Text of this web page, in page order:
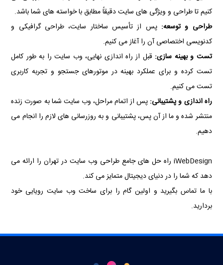
کنیم تا طراحی و ویژگی های سایت دقیقاً مطابق با خواسته های شما باشد.
طراحی و توسعه: پس از تأسیس ساختار سایت، طراحی گرافیکی و
کدنویسی اختصاصی آن را آغاز می کنیم.
تست و بهینه سازی: قبل از راه اندازی نهایی، وب سایت را به طور کامل
تست کرده و برای عملکرد بهینه در موتورهای جستجو و تجربه کاربری
تست می کنیم.
راه اندازی و پشتیبانی: پس از اتمام مراحل، وب سایت شما به صورت زنده
منتشر شده و ما از آن پس، پشتیبانی و به روزرسانی های لازم را انجام می
دهیم.
iWebDesign راه حل های جامع طراحی وب سایت در تهران را ارائه می
دهد که شما را در دنیای دیجیتال متمایز می کند.
با ما تماس بگیرید و اولین گام را برای ساخت وب سایت رویایی خود
بردارید.